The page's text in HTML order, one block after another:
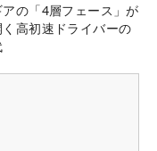
アの「4層フェース」が
高初速ドライバーの